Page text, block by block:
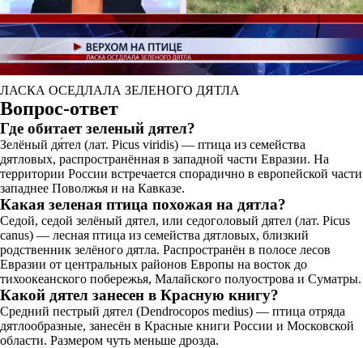
ЛАСКА ОСЕДЛАЛА ЗЕЛЕНОГО ДЯТЛА
Вопрос-ответ
Где обитает зеленый дятел?
Зелёный дя́тел (лат. Picus viridis) — птица из семейства
дятловых, распространённая в западной части Евразии. На
территории России встречается спорадично в европейской части
западнее Поволжья и на Кавказе.
Какая зеленая птица похожая на дятла?
Седой, седой зелёный дятел, или седоголовый дятел (лат. Picus
canus) — лесная птица из семейства дятловых, близкий
родственник зелёного дятла. Распространён в полосе лесов
Евразии от центральных районов Европы на восток до
тихоокеанского побережья, Малайского полуострова и Суматры.
Какой дятел занесен в Красную книгу?
Средний пестрый дятел (Dendrocopos medius) — птица отряда
дятлообразные, занесён в Красные книги России и Московской
области. Размером чуть меньше дрозда.